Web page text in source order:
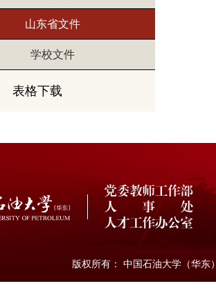
山东省文件
学校文件
表格下载
版权所有： 中国石油大学（华